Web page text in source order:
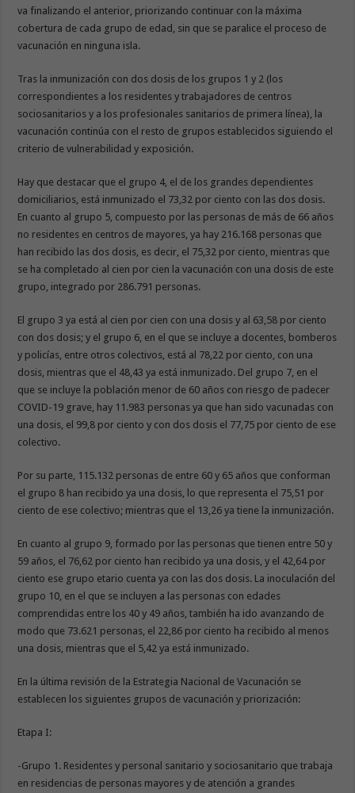
va finalizando el anterior, priorizando continuar con la máxima
cobertura de cada grupo de edad, sin que se paralice el proceso de
vacunación en ninguna isla.
Tras la inmunización con dos dosis de los grupos 1 y 2 (los
correspondientes a los residentes y trabajadores de centros
sociosanitarios y a los profesionales sanitarios de primera línea), la
vacunación continúa con el resto de grupos establecidos siguiendo el
criterio de vulnerabilidad y exposición.
Hay que destacar que el grupo 4, el de los grandes dependientes
domiciliarios, está inmunizado el 73,32 por ciento con las dos dosis.
En cuanto al grupo 5, compuesto por las personas de más de 66 años
no residentes en centros de mayores, ya hay 216.168 personas que
han recibido las dos dosis, es decir, el 75,32 por ciento, mientras que
se ha completado al cien por cien la vacunación con una dosis de este
grupo, integrado por 286.791 personas.
El grupo 3 ya está al cien por cien con una dosis y al 63,58 por ciento
con dos dosis; y el grupo 6, en el que se incluye a docentes, bomberos
y policías, entre otros colectivos, está al 78,22 por ciento, con una
dosis, mientras que el 48,43 ya está inmunizado. Del grupo 7, en el
que se incluye la población menor de 60 años con riesgo de padecer
COVID-19 grave, hay 11.983 personas ya que han sido vacunadas con
una dosis, el 99,8 por ciento y con dos dosis el 77,75 por ciento de ese
colectivo.
Por su parte, 115.132 personas de entre 60 y 65 años que conforman
el grupo 8 han recibido ya una dosis, lo que representa el 75,51 por
ciento de ese colectivo; mientras que el 13,26 ya tiene la inmunización.
En cuanto al grupo 9, formado por las personas que tienen entre 50 y
59 años, el 76,62 por ciento han recibido ya una dosis, y el 42,64 por
ciento ese grupo etario cuenta ya con las dos dosis. La inoculación del
grupo 10, en el que se incluyen a las personas con edades
comprendidas entre los 40 y 49 años, también ha ido avanzando de
modo que 73.621 personas, el 22,86 por ciento ha recibido al menos
una dosis, mientras que el 5,42 ya está inmunizado.
En la última revisión de la Estrategia Nacional de Vacunación se
establecen los siguientes grupos de vacunación y priorización:
Etapa I:
-Grupo 1. Residentes y personal sanitario y sociosanitario que trabaja
en residencias de personas mayores y de atención a grandes